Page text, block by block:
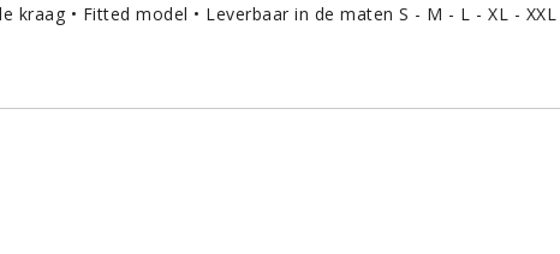
kraag • Fitted model • Leverbaar in de maten S - M - L - XL - XXL